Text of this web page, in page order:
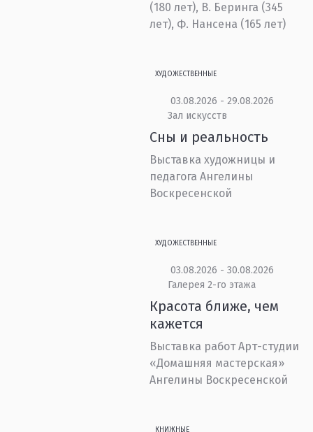
(180 лет), В. Беринга (345
лет), Ф. Нансена (165 лет)
ХУДОЖЕСТВЕННЫЕ
03.08.2026 - 29.08.2026
Зал искусств
Сны и реальность
Выставка художницы и
педагога Ангелины
Воскресенской
ХУДОЖЕСТВЕННЫЕ
03.08.2026 - 30.08.2026
Галерея 2-го этажа
Красота ближе, чем
кажется
Выставка работ Арт-студии
«Домашняя мастерская»
Ангелины Воскресенской
КНИЖНЫЕ